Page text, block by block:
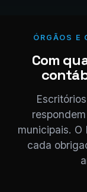
ÓRGÃOS E
Com
municipais. O
cada